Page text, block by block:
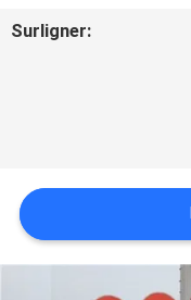
CONTACTEZ-
CAS
PLAN
Surligner: